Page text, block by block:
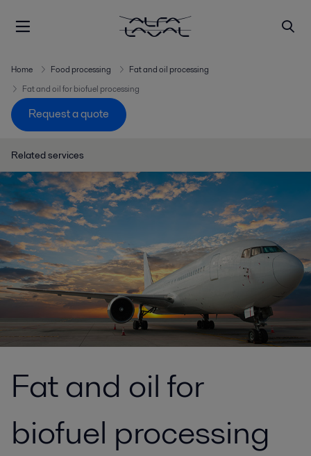
Home Food processing
Fat and oil processing
Fat and oil for biofuel processing
Request a quote
Related services
Fat and oil for
biofuel processing